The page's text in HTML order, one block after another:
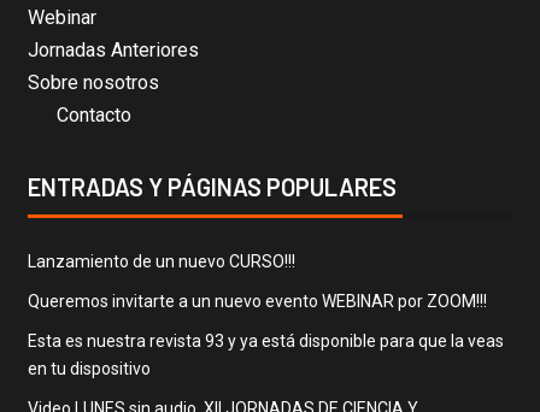
Webinar
Jornadas Anteriores
Sobre nosotros
Contacto
ENTRADAS Y PÁGINAS POPULARES
Lanzamiento de un nuevo CURSO!!!
Queremos invitarte a un nuevo evento WEBINAR por ZOOM!!!
Esta es nuestra revista 93 y ya está disponible para que la veas
en tu dispositivo